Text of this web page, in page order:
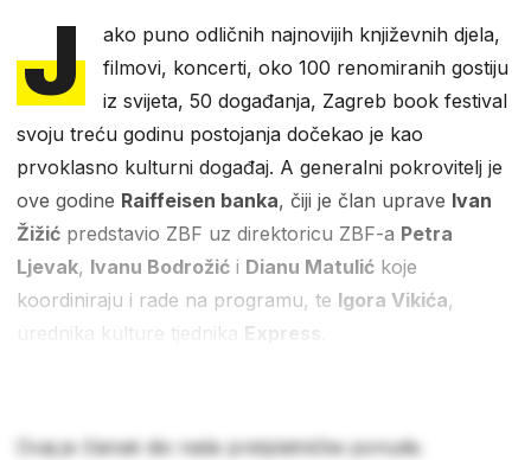
J
ako puno odličnih najnovijih književnih djela,
filmovi, koncerti, oko 100 renomiranih gostiju
iz svijeta, 50 događanja, Zagreb book festival
svoju treću godinu postojanja dočekao je kao
prvoklasno kulturni događaj. A generalni pokrovitelj je
ove godine Raiffeisen banka, čiji je član uprave Ivan
Žižić predstavio ZBF uz direktoricu ZBF-a Petra
Ljevak, Ivanu Bodrožić i Dianu Matulić koje
koordiniraju i rade na programu, te Igora Vikića,
urednika kulture tjednika Express
Ovaj je članak dio naše pretplatničke ponude.